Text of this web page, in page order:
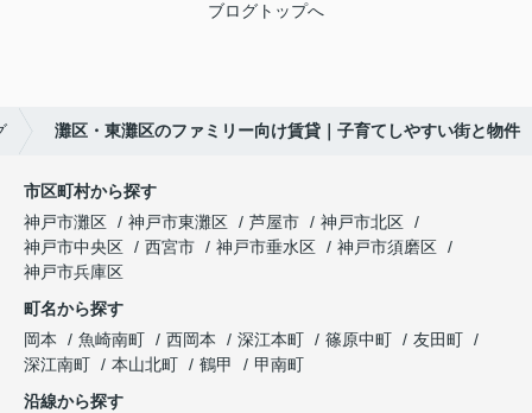
ブログトップへ
灘区・東灘区のファミリー向け賃貸｜子育てしやすい街と物件
市区町村から探す
神戸市灘区
神戸市東灘区 芦屋市
神戸市北区
神戸市中央区
西宮市 神戸市垂水区
神戸市須磨区
神戸市兵庫区
町名から探す
岡本
魚崎南町 西岡本 深江本町 篠原中町
友田町
深江南町
本山北町 鶴甲
甲南町
沿線から探す